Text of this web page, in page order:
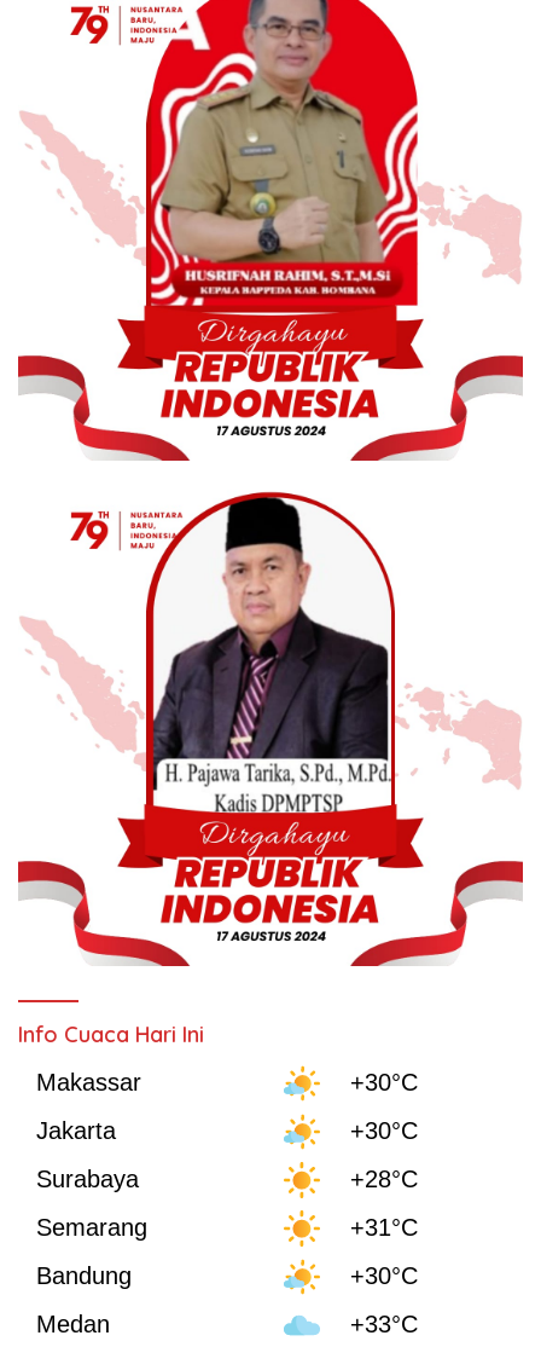
Info Cuaca Hari Ini
Makassar
+30°C
Jakarta
+30°C
Surabaya
+28°C
Semarang
+31°C
Bandung
+30°C
Medan
+33°C